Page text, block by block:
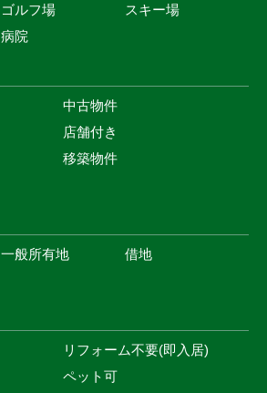
ゴルフ場
スキー場
病院
中古物件
店舗付き
移築物件
一般所有地
借地
リフォーム不要(即入居)
ペット可